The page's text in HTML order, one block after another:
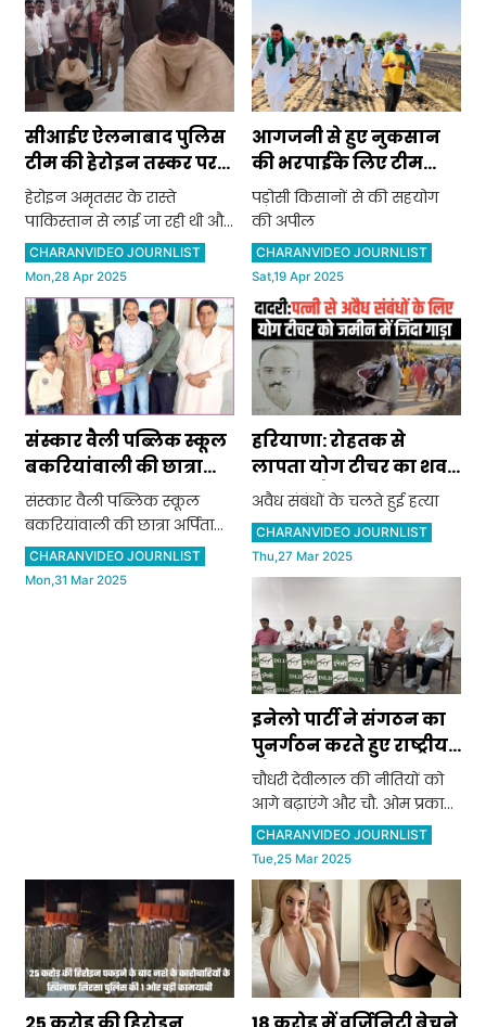
सीआईए ऐलनाबाद पुलिस
टीम की हेरोइन तस्कर पर
बड़ी कार्रवाई
हेरोइन अमृतसर के रास्ते
पाकिस्तान से लाई जा रही थी और
इसे सिरसा व आसपास के क्षेत्रों में
सप्लाई किया जाना था ।
CHARANVIDEO JOURNLIST
Mon,28 Apr 2025
आगजनी से हुए नुकसान
की भरपाईके लिए टीम
बीकेई ने सीएम व सांसद को
भेजा पत्र
पड़ोसी किसानों से की सहयोग
की अपील
CHARANVIDEO JOURNLIST
Sat,19 Apr 2025
संस्कार वैली पब्लिक स्कूल
बकरियांवाली की छात्रा
अर्पिता भांभू ने छठी कक्षा में
किया टॉप
संस्कार वैली पब्लिक स्कूल
बकरियांवाली की छात्रा अर्पिता
भांभू ने छठी कक्षा में किया टॉप
CHARANVIDEO JOURNLIST
Mon,31 Mar 2025
हरियाणा: रोहतक से
लापता योग टीचर का शव
मिला, अवैध संबंधों के चलते
हुई हत्या
अवैध संबंधों के चलते हुई हत्या
CHARANVIDEO JOURNLIST
Thu,27 Mar 2025
इनेलो पार्टी ने संगठन का
पुनर्गठन करते हुए राष्ट्रीय
और राज्य कार्यकारिणी
घोषित की
चौधरी देवीलाल की नीतियों को
आगे बढ़ाएंगे और चौ. ओम प्रकाश
चौटाला के सपनो को पूरा करेंगे:
अभय सिंह चौटाला
CHARANVIDEO JOURNLIST
Tue,25 Mar 2025